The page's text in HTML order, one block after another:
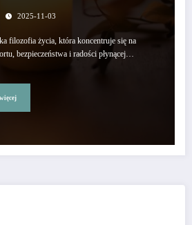
2025-11-03
filozofia życia, która koncentruje się na
bezpieczeństwa i radości płynącej…